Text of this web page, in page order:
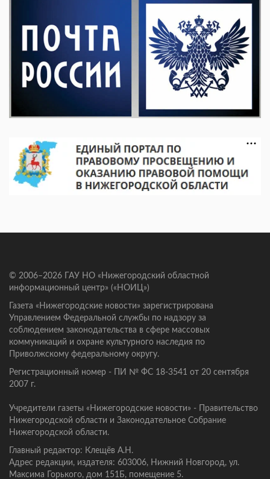
© 2006–2026 ГАУ НО «Нижегородский областной
информационный центр» («НОИЦ»)
Газета «Нижегородские новости» зарегистрирована
Управлением Федеральной службы по надзору за
соблюдением законодательства в сфере массовых
коммуникаций и охране культурного наследия по
Приволжскому федеральному округу.
Регистрационный номер - ПИ № ФС 18-3541 от 20 сентября
2007 г.
Учредители газеты «Нижегородские новости» - Правительство
Нижегородской области и Законодательное Собрание
Нижегородской области.
Главный редактор: Клещёв А.Н.
Адрес редакции, издателя: 603006, Нижний Новгород, ул.
Максима Горького, дом 151Б, помещение 5.